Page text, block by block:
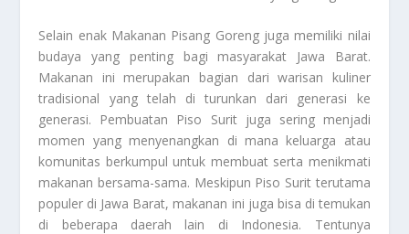
Selain enak Makanan Pisang Gorengjuga memiliki nilai
budaya yang penting bagi masyarakat Jawa Barat.
Makanan ini merupakan bagian dari warisan kuliner
tradisional yang telah di turunkan dari generasi ke
generasi. Pembuatan Piso Surit juga sering menjadi
momen yang menyenangkan di mana keluarga atau
komunitas berkumpul untuk membuat serta menikmati
makanan bersama-sama. Meskipun Piso Surit terutama
populer di Jawa Barat, makanan ini juga bisa di temukan
di beberapa daerah lain di Indonesia. Tentunya